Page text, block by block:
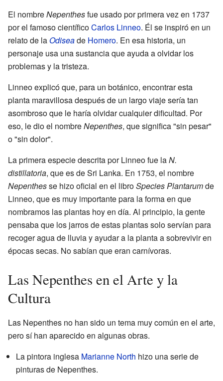
El nombreNepenthesfue usado por primera vez en 1737
por el famoso científicoCarlos Linneo. Él se inspiró en un
relato de laOdiseade Homero. En esa historia, un
personaje usa una sustancia que ayuda a olvidar los
problemas y la tristeza.
Linneo explicó que, para un botánico, encontrar esta
planta maravillosa después de un largo viaje sería tan
asombroso que le haría olvidar cualquier dificultad. Por
eso, le dio el nombreNepenthes, que significa "sin pesar"
o "sin dolor".
La primera especie descrita por Linneo fue laN.
distillatoria, que es de Sri Lanka. En 1753, el nombre
Nepenthesse hizo oficial en el libroSpecies Plantarumde
Linneo, que es muy importante para la forma en que
nombramos las plantas hoy en día. Al principio, la gente
pensaba que los jarros de estas plantas solo servían para
recoger agua de lluvia y ayudar a la planta a sobrevivir en
épocas secas. No sabían que eran carnívoras.
Las Nepenthes en el Arte y la
Cultura
Las Nepenthes no han sido un tema muy común en el arte,
pero sí han aparecido en algunas obras.
La pintora inglesa Marianne North hizo una serie de
pinturas de Nepenthes.